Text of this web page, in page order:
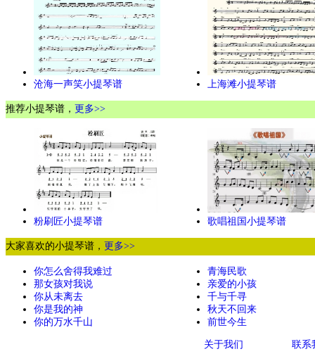
沧海一声笑小提琴谱 上海滩小提琴谱
推荐小提琴谱， 更多>>
粉刷匠小提琴谱 歌唱祖国小提琴谱
大家喜欢的小提琴谱， 更多>>
你怎么舍得我难过
那女孩对我说
你从未离去
你是我的神
你的万水千山
青海民歌
亲爱的小孩
千与千寻
秋天不回来
前世今生
关于我们 联系